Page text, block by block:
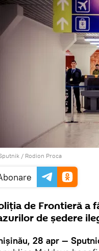
/ Rodion Proca
de Frontieră a
de ședere
28 apr —